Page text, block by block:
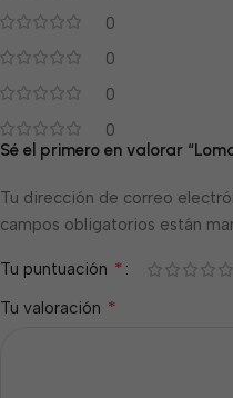
0
0
0
0
Sé el primero en valorar
Tu dirección de correo
campos obligatorios están
Tu puntuación *
Tu valoración *